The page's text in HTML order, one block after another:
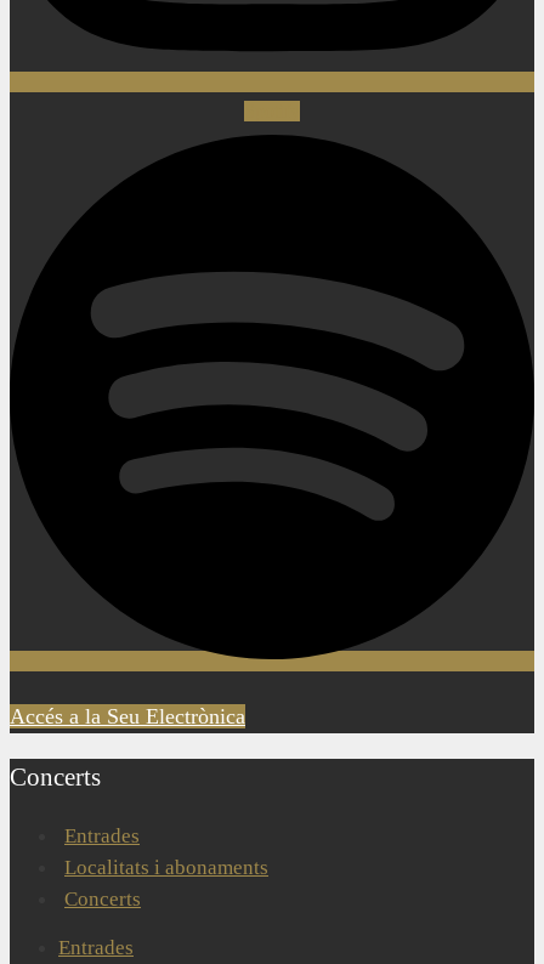
Accés a la Seu Electrònica
Concerts
Entrades
Localitats i abonaments
Concerts
Entrades